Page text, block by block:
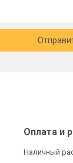
Оплата и
Наличный